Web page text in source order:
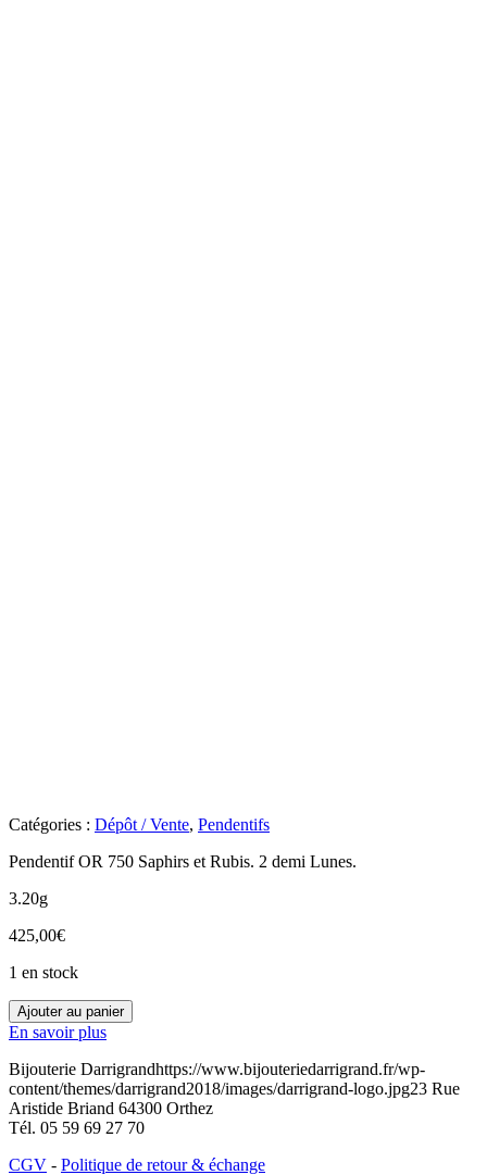
Catégories : Dépôt / Vente, Pendentifs
Pendentif OR 750 Saphirs et Rubis. 2 demi Lunes.
3.20g
425,00€
1 en stock
quantité
de
O3500242
Ajouter au panier
En savoir plus
Bijouterie Darrigrandhttps://www.bijouteriedarrigrand.fr/wp-
content/themes/darrigrand2018/images/darrigrand-logo.jpg23 Rue
Aristide Briand 64300 Orthez
Tél. 05 59 69 27 70
CGV - Politique de retour & échange